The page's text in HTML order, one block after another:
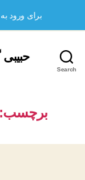
Search
برچسب:
برای ورود به